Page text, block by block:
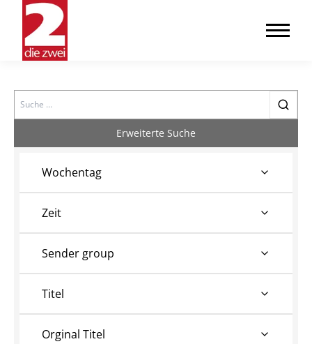
Search
Erweiterte Suche
Wochentag
Zeit
Sender group
Titel
Orginal Titel